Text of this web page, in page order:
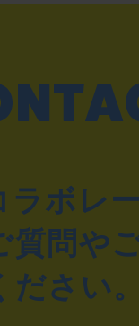
ラボレ
質問や
ださい